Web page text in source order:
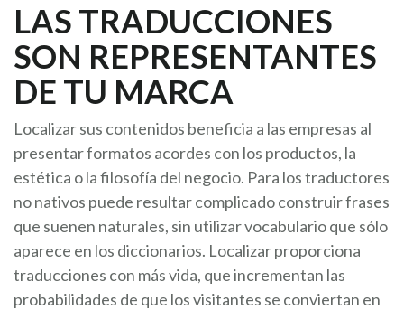
LAS TRADUCCIONES
SON REPRESENTANTES
DE TU MARCA
Localizar sus contenidos beneficia a las empresas al
presentar formatos acordes con los productos, la
estética o la filosofía del negocio. Para los traductores
no nativos puede resultar complicado construir frases
que suenen naturales, sin utilizar vocabulario que sólo
aparece en los diccionarios. Localizar proporciona
traducciones con más vida, que incrementan las
probabilidades de que los visitantes se conviertan en